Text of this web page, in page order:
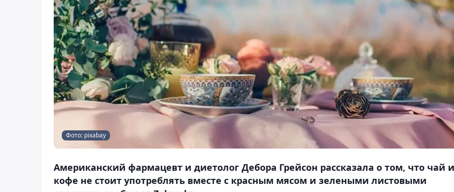
Фото: pixabay
Американский фармацевт и диетолог Дебора Грейсон рассказала о том, что чай и
кофе не стоит употреблять вместе с красным мясом и зелеными листовыми